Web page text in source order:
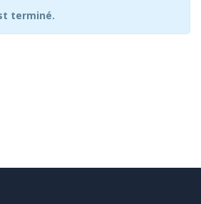
terminé.